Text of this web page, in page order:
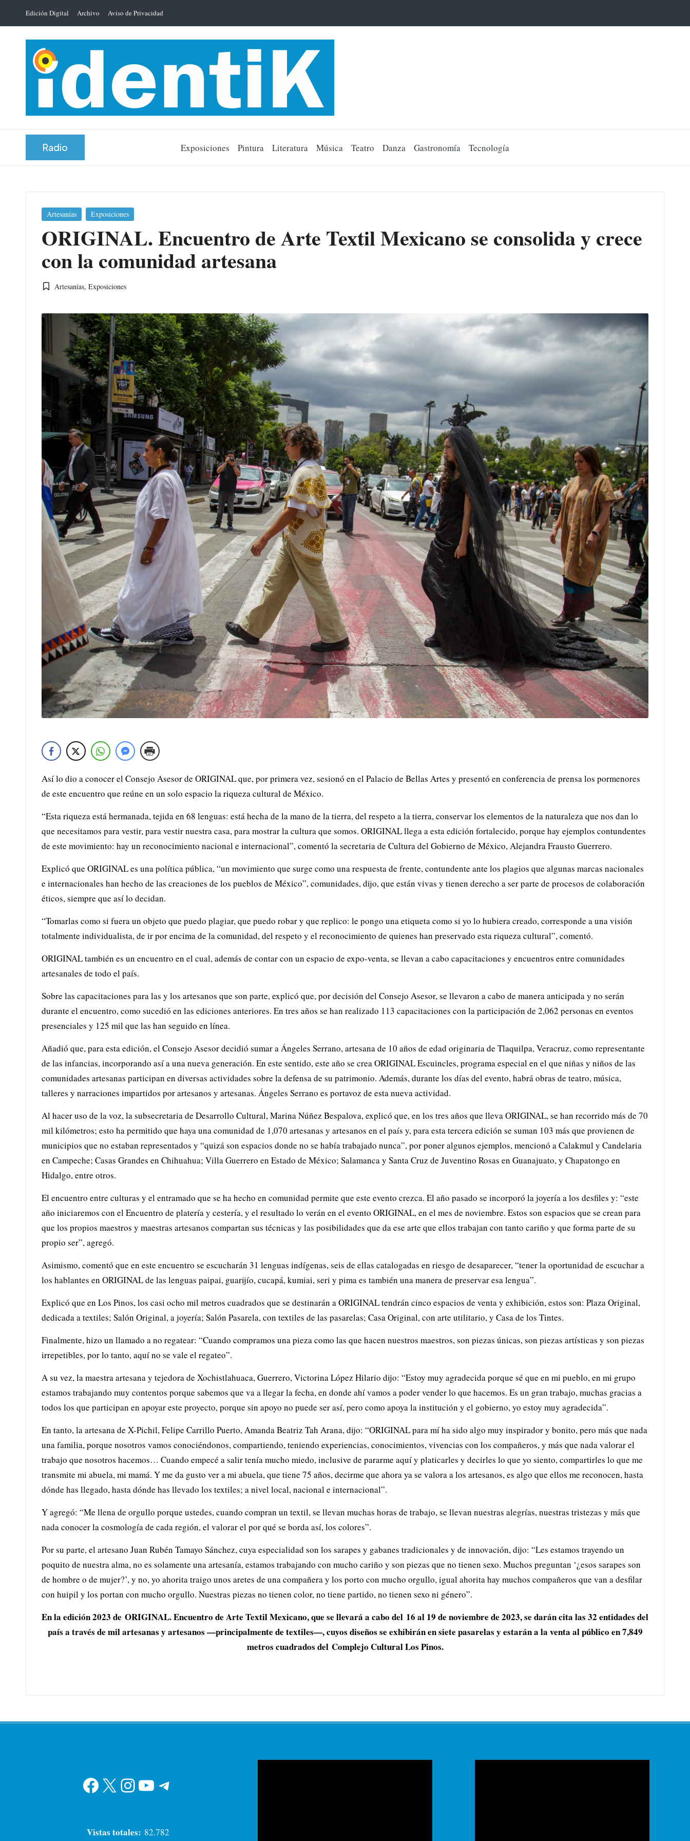
Saltar
contenido
Edición Digital Archivo Aviso de Privacidad
Radio Exposiciones Pintura Literatura Música Teatro Danza Gastronomía Tecnología
Publicada
Artesanías Exposiciones
ORIGINAL. Encuentro de Arte Textil Mexicano se consolida y crece
con la comunidad artesana
Publicada
Artesanías,Exposiciones
Así lo dio a conocer el Consejo Asesor de ORIGINAL que, por primera vez, sesionó en el Palacio de Bellas Artes y presentó en conferencia de prensa los pormenores
de este encuentro que reúne en un solo espacio la riqueza cultural de México.
“Esta riqueza está hermanada, tejida en 68 lenguas: está hecha de la mano de la tierra, del respeto a la tierra, conservar los elementos de la naturaleza que nos dan lo
que necesitamos para vestir, para vestir nuestra casa, para mostrar la cultura que somos. ORIGINAL llega a esta edición fortalecido, porque hay ejemplos contundentes
de este movimiento: hay un reconocimiento nacional e internacional”, comentó la secretaria de Cultura del Gobierno de México, Alejandra Frausto Guerrero.
Explicó que ORIGINAL es una política pública, “un movimiento que surge como una respuesta de frente, contundente ante los plagios que algunas marcas nacionales
e internacionales han hecho de las creaciones de los pueblos de México”, comunidades, dijo, que están vivas y tienen derecho a ser parte de procesos de colaboración
éticos, siempre que así lo decidan.
“Tomarlas como si fuera un objeto que puedo plagiar, que puedo robar y que replico: le pongo una etiqueta como si yo lo hubiera creado, corresponde a una visión
totalmente individualista, de ir por encima de la comunidad, del respeto y el reconocimiento de quienes han preservado esta riqueza cultural”, comentó.
ORIGINAL también es un encuentro en el cual, además de contar con un espacio de expo-venta, se llevan a cabo capacitaciones y encuentros entre comunidades
artesanales de todo el país.
Sobre las capacitaciones para las y los artesanos que son parte, explicó que, por decisión del Consejo Asesor, se llevaron a cabo de manera anticipada y no serán
durante el encuentro, como sucedió en las ediciones anteriores. En tres años se han realizado 113 capacitaciones con la participación de 2,062 personas en eventos
presenciales y 125 mil que las han seguido en línea.
Añadió que, para esta edición, el Consejo Asesor decidió sumar a Ángeles Serrano, artesana de 10 años de edad originaria de Tlaquilpa, Veracruz, como representante
de las infancias, incorporando así a una nueva generación. En este sentido, este año se crea ORIGINAL Escuincles, programa especial en el que niñas y niños de las
comunidades artesanas participan en diversas actividades sobre la defensa de su patrimonio. Además, durante los días del evento, habrá obras de teatro, música,
talleres y narraciones impartidos por artesanos y artesanas. Ángeles Serrano es portavoz de esta nueva actividad.
Al hacer uso de la voz, la subsecretaria de Desarrollo Cultural, Marina Núñez Bespalova, explicó que, en los tres años que lleva ORIGINAL, se han recorrido más de 70
mil kilómetros; esto ha permitido que haya una comunidad de 1,070 artesanas y artesanos en el país y, para esta tercera edición se suman 103 más que provienen de
municipios que no estaban representados y “quizá son espacios donde no se había trabajado nunca”, por poner algunos ejemplos, mencionó a Calakmul y Candelaria
en Campeche; Casas Grandes en Chihuahua; Villa Guerrero en Estado de México; Salamanca y Santa Cruz de Juventino Rosas en Guanajuato, y Chapatongo en
Hidalgo, entre otros.
El encuentro entre culturas y el entramado que se ha hecho en comunidad permite que este evento crezca. El año pasado se incorporó la joyería a los desfiles y: “este
año iniciaremos con el Encuentro de platería y cestería, y el resultado lo verán en el evento ORIGINAL, en el mes de noviembre. Estos son espacios que se crean para
que los propios maestros y maestras artesanos compartan sus técnicas y las posibilidades que da ese arte que ellos trabajan con tanto cariño y que forma parte de su
propio ser”, agregó.
Asimismo, comentó que en este encuentro se escucharán 31 lenguas indígenas, seis de ellas catalogadas en riesgo de desaparecer, “tener la oportunidad de escuchar a
los hablantes en ORIGINAL de las lenguas paipai, guarijío, cucapá, kumiai, seri y pima es también una manera de preservar esa lengua”.
Explicó que en Los Pinos, los casi ocho mil metros cuadrados que se destinarán a ORIGINAL tendrán cinco espacios de venta y exhibición, estos son: Plaza Original,
dedicada a textiles; Salón Original, a joyería; Salón Pasarela, con textiles de las pasarelas; Casa Original, con arte utilitario, y Casa de los Tintes.
Finalmente, hizo un llamado a no regatear: “Cuando compramos una pieza como las que hacen nuestros maestros, son piezas únicas, son piezas artísticas y son piezas
irrepetibles, por lo tanto, aquí no se vale el regateo”.
A su vez, la maestra artesana y tejedora de Xochistlahuaca, Guerrero, Victorina López Hilario dijo: “Estoy muy agradecida porque sé que en mi pueblo, en mi grupo
estamos trabajando muy contentos porque sabemos que va a llegar la fecha, en donde ahí vamos a poder vender lo que hacemos. Es un gran trabajo, muchas gracias a
todos los que participan en apoyar este proyecto, porque sin apoyo no puede ser así, pero como apoya la institución y el gobierno, yo estoy muy agradecida”.
En tanto, la artesana de X-Pichil, Felipe Carrillo Puerto, Amanda Beatriz Tah Arana, dijo: “ORIGINAL para mí ha sido algo muy inspirador y bonito, pero más que nada
una familia, porque nosotros vamos conociéndonos, compartiendo, teniendo experiencias, conocimientos, vivencias con los compañeros, y más que nada valorar el
trabajo que nosotros hacemos… Cuando empecé a salir tenía mucho miedo, inclusive de pararme aquí y platicarles y decirles lo que yo siento, compartirles lo que me
transmite mi abuela, mi mamá. Y me da gusto ver a mi abuela, que tiene 75 años, decirme que ahora ya se valora a los artesanos, es algo que ellos me reconocen, hasta
dónde has llegado, hasta dónde has llevado los textiles; a nivel local, nacional e internacional”.
Y agregó: “Me llena de orgullo porque ustedes, cuando compran un textil, se llevan muchas horas de trabajo, se llevan nuestras alegrías, nuestras tristezas y más que
nada conocer la cosmología de cada región, el valorar el por qué se borda así, los colores”.
Por su parte, el artesano Juan Rubén Tamayo Sánchez, cuya especialidad son los sarapes y gabanes tradicionales y de innovación, dijo: “Les estamos trayendo un
poquito de nuestra alma, no es solamente una artesanía, estamos trabajando con mucho cariño y son piezas que no tienen sexo. Muchos preguntan ‘¿esos sarapes son
de hombre o de mujer?’, y no, yo ahorita traigo unos aretes de una compañera y los porto con mucho orgullo, igual ahorita hay muchos compañeros que van a desfilar
con huipil y los portan con mucho orgullo. Nuestras piezas no tienen color, no tiene partido, no tienen sexo ni género”.
En la edición 2023 de ORIGINAL. Encuentro de Arte Textil Mexicano, que se llevará a cabo del 16 al 19 de noviembre de 2023, se darán cita las 32 entidades del
país a través de mil artesanas y artesanos —principalmente de textiles—, cuyos diseños se exhibirán en siete pasarelas y estarán a la venta al público en 7,849
metros cuadrados del Complejo Cultural Los Pinos.
Facebook
X Instagram
YouTube
Telegram
Vistas totales: 82.782